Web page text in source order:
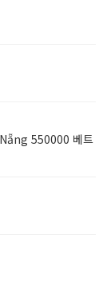
550000 베트